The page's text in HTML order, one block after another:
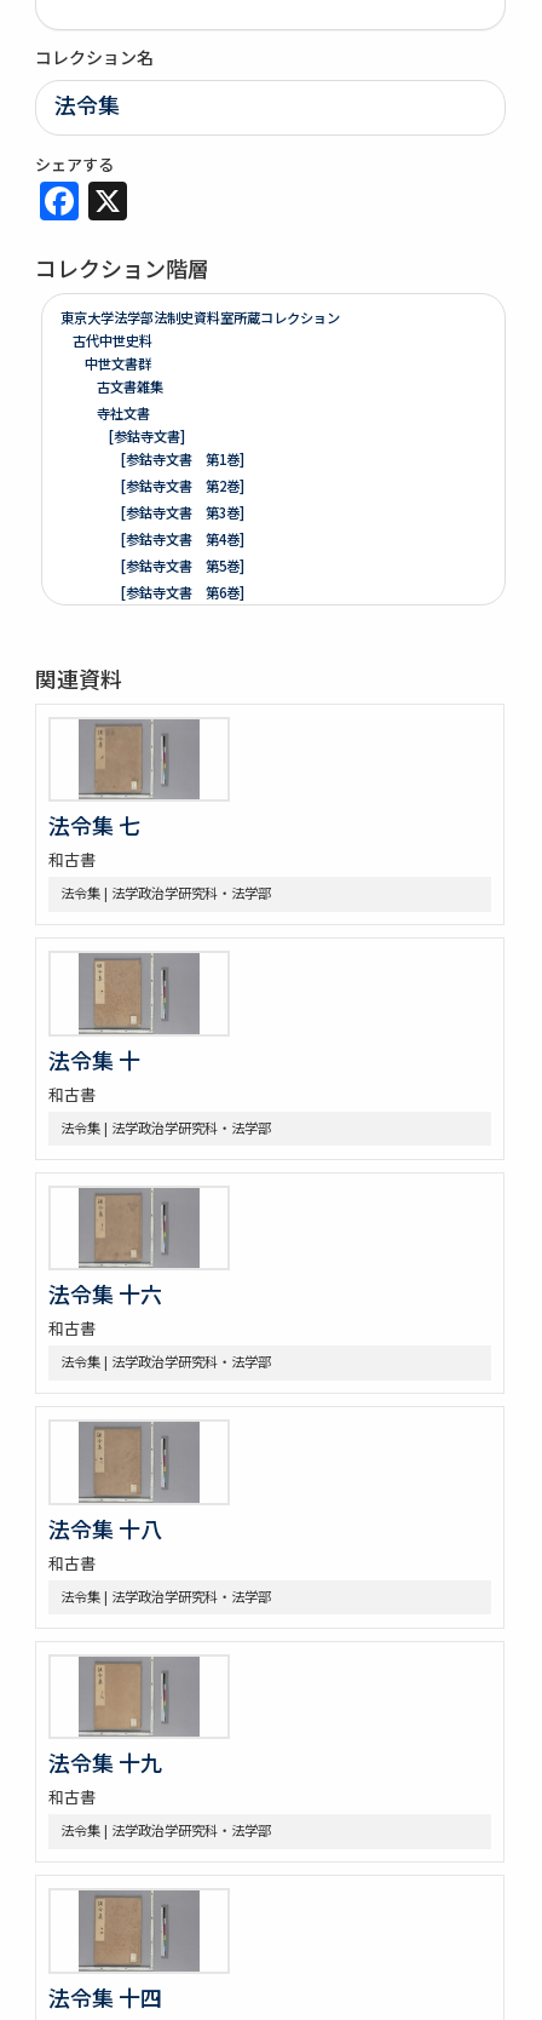
コレクション名
法令集
シェアする
Facebook
コレクション階層
東京大学法学部法制史資料室所蔵コレクション
古代中世史料
中世文書群
古文書雑集
寺社文書
[参鈷寺文書]
[参鈷寺文書 第1巻]
[参鈷寺文書 第2巻]
[参鈷寺文書 第3巻]
[参鈷寺文書 第4巻]
[参鈷寺文書 第5巻]
[参鈷寺文書 第6巻]
[城東寺文書]
綸旨五通[城東寺文書 第1巻]
[城東寺文書 第2巻]
高野山寶光院文書
売券類
[中世沽券状など貼り交ぜ]
[樺山家文書]
[樺山家文書 第2巻]
[樺山家文書 第3巻]
[樺山家文書 第4巻]
九条公爵家旧蔵古典籍
令義解
元長卿記
令集解[甲:2:1147]
康富記
古代中世法制史料
中世法制史料
御成敗式目関係古写本群
御成敗式目 [極書あり]
令義解・令集解写本・刊本群
令集解[甲:2:100]
令集解[甲:2:101]
令集解[甲:2:342]
令集解[甲:2:670]
令集解[甲:2:671]
令集解[甲:2:1147]
令集解[甲:2:2043]
令集解[甲:2:2364]
令義解
近世史料
遠山家記録残闕
豊田友直日記
三井家伝遺書
昌平紀事
宮崎益次郎日記
御代官手かがみ
御勝手方御定書并伺之上被仰渡候書付
奥坊主組頭記録
佐野堀田家関係史料
堀田家記録
堀田家記録 公私緊要
関連資料
法令集 七
和古書
法令集 | 法学政治学研究科・法学部
法令集 十
和古書
法令集 | 法学政治学研究科・法学部
法令集 十六
和古書
法令集 | 法学政治学研究科・法学部
法令集 十八
和古書
法令集 | 法学政治学研究科・法学部
法令集 十九
和古書
法令集 | 法学政治学研究科・法学部
法令集 十四